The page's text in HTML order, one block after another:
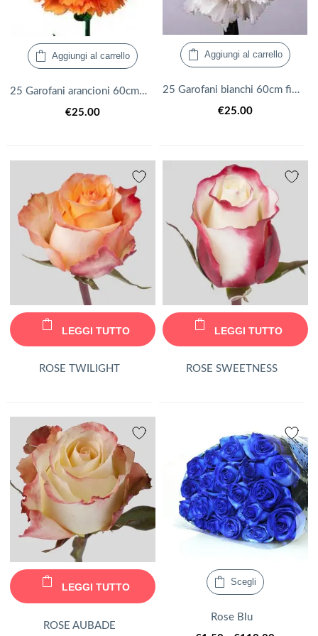
Aggiungi al carrello
25 Garofani arancioni 60cm fiori recisi
€25.00
Aggiungi al carrello
25 Garofani bianchi 60cm fiori recisi
€25.00
LEGGI TUTTO
ROSE TWILIGHT
LEGGI TUTTO
ROSE SWEETNESS
LEGGI TUTTO
ROSE AUBADE
Scegli
Questo
Rose Blu